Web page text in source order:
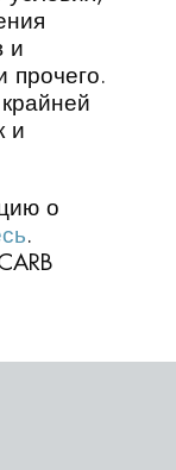
и
прочего.
и
о
.